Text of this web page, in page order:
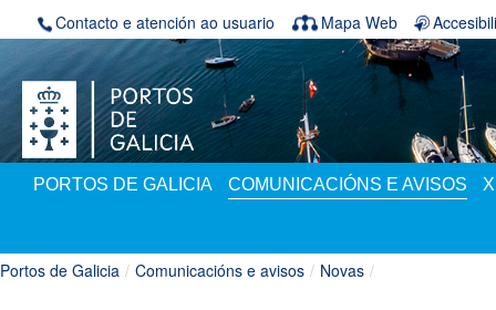
Volver ao contido
Contacto e atención ao usuario Mapa Web
PORTOS DE GALICIA COMUNICACIÓNS E AVISOS
Portos de Galicia / Comunicacións e avisos / Novas /